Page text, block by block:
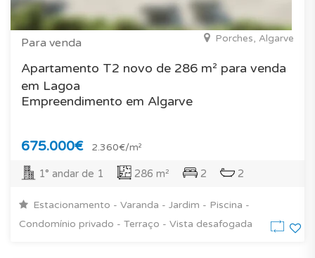
Para venda Porches, Algarve
Apartamento T2 novo de 286 m² para venda
em Lagoa
Empreendimento em Algarve
675.000€ 2.360€/m²
1° andar de 1 286 m² 2 2
Estacionamento - Varanda - Jardim - Piscina -
Condomínio privado - Terraço - Vista desafogada